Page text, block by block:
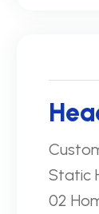
Static
02